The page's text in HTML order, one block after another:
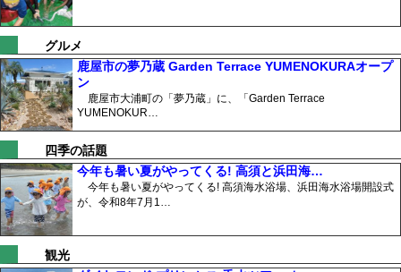
グルメ
鹿屋市の夢乃蔵 Garden Terrace YUMENOKURAオープ
ン
鹿屋市大浦町の「夢乃蔵」に、「Garden Terrace
YUMENOKUR…
四季の話題
今年も暑い夏がやってくる! 高須と浜田海…
今年も暑い夏がやってくる! 高須海水浴場、浜田海水浴場開設式
が、令和8年7月1…
観光